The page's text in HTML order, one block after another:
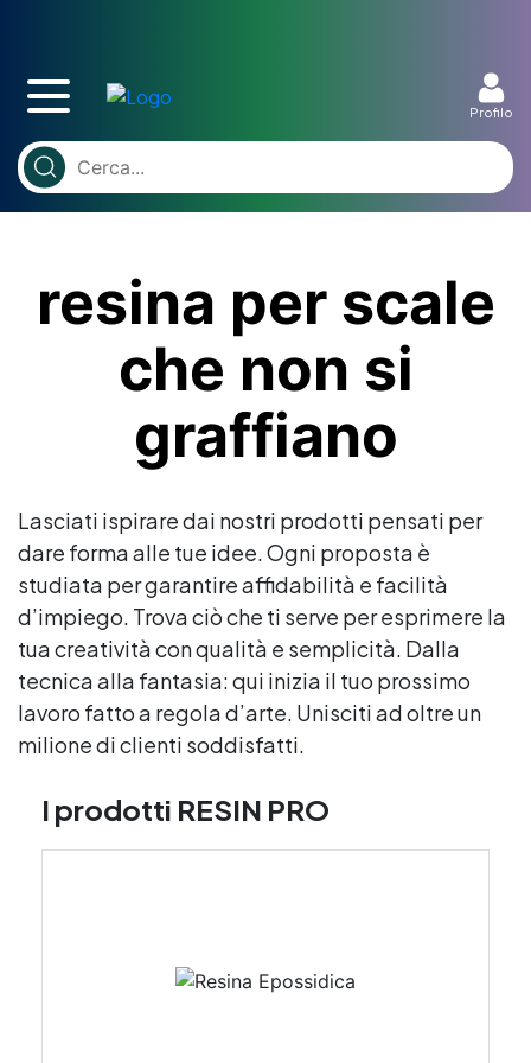
Profilo
resina per scale
che non si
graffiano
Lasciati ispirare dai nostri prodotti pensati per
dare forma alle tue idee. Ogni proposta è
studiata per garantire affidabilità e facilità
d’impiego. Trova ciò che ti serve per esprimere la
tua creatività con qualità e semplicità. Dalla
tecnica alla fantasia: qui inizia il tuo prossimo
lavoro fatto a regola d’arte. Unisciti ad oltre un
milione di clienti soddisfatti.
I prodotti RESIN PRO